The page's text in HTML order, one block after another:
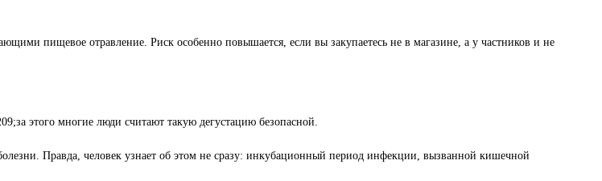
пищевое отравление. Риск особенно повышается, если вы закупаетесь не в магазине, а у частников и не
этого многие люди считают такую дегустацию безопасной.
Правда, человек узнает об этом не сразу: инкубационный период инфекции, вызванной кишечной